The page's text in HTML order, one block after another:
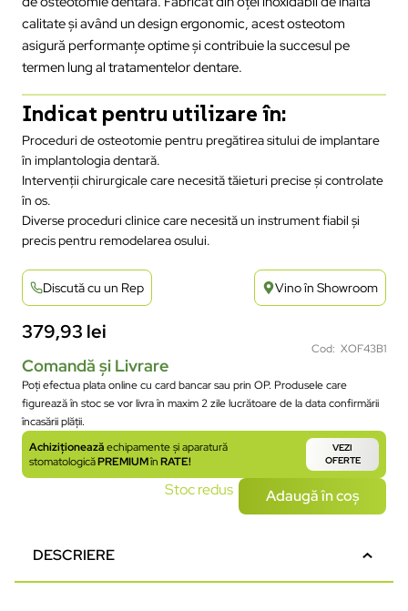
calitate și având un design ergonomic, acest osteotom
asigură performanțe optime și contribuie la succesul pe
termen lung al tratamentelor dentare.
Indicat pentru utilizare în:
Proceduri de osteotomie pentru pregătirea sitului de implantare
în implantologia dentară.
Intervenții chirurgicale care necesită tăieturi precise și controlate
în os.
Diverse proceduri clinice care necesită un instrument fiabil și
precis pentru remodelarea osului.
Discută cu un Rep Vino în Showroom
379,93 lei
Cod: XOF43B1
Comandă și Livrare
Poți efectua plata online cu card bancar sau prin OP. Produsele care
figurează în stoc se vor livra în maxim 2 zile lucrătoare de la data confirmării
încasării plății.
Achiziționeazăechipamente și aparatură
stomatologicăPREMIUMînRATE!
VEZI
OFERTE
Stoc redus Adaugă în coș
DESCRIERE